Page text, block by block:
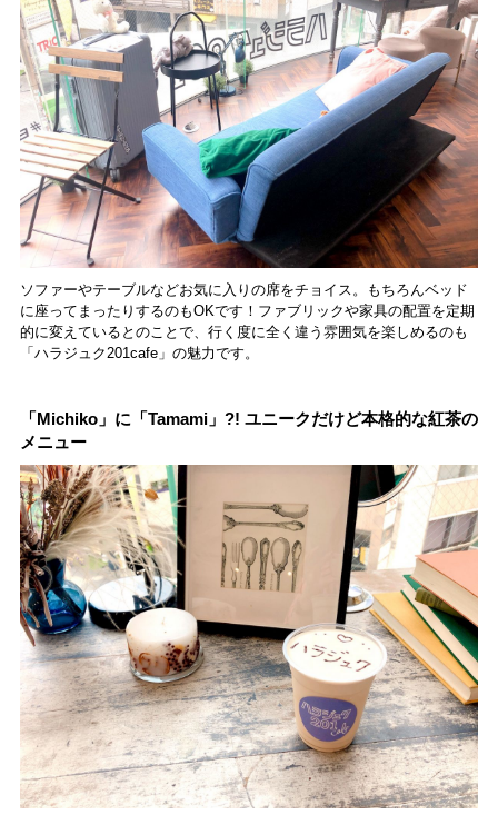
ソファーやテーブルなどお気に入りの席をチョイス。もちろんベッド
に座ってまったりするのもOKです！ファブリックや家具の配置を定期
的に変えているとのことで、行く度に全く違う雰囲気を楽しめるのも
「ハラジュク201cafe」の魅力です。
「Michiko」に「Tamami」?! ユニークだけど本格的な紅茶の
メニュー